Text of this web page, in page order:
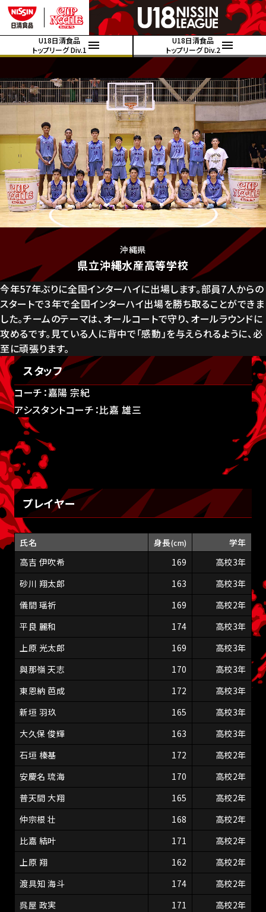
U18日清食品
トップリーグ Div.1
U18日清食品
トップリーグ Div.2
沖縄県
県立沖縄水産高等学校
今年57年ぶりに全国インターハイに出場します。部員7人からの
スタートで３年で全国インターハイ出場を勝ち取ることができま
した。チームのテーマは、オールコートで守り、オールラウンドに
攻めるです。見ている人に背中で「感動」を与えられるように、必
至に頑張ります。
スタッフ
コーチ：嘉陽 宗紀
アシスタントコーチ：比嘉 雄三
プレイヤー
氏名 身長(cm)
学年
高吉 伊吹希
169
高校3年
砂川 翔太郎
163
高校3年
儀間 瑶祈
169
高校2年
平良 麗和
174
高校3年
上原 光太郎
169
高校3年
與那嶺 天志
170
高校3年
東恩納 芭成
172
高校3年
新垣 羽玖
165
高校3年
大久保 俊輝
163
高校3年
石垣 榛基
172
高校2年
安慶名 琉海
170
高校2年
普天間 大翔
165
高校2年
仲宗根 壮
168
高校2年
比嘉 結叶
171
高校2年
上原 翔
162
高校2年
渡具知 海斗
174
高校2年
呉屋 政実
171
高校2年